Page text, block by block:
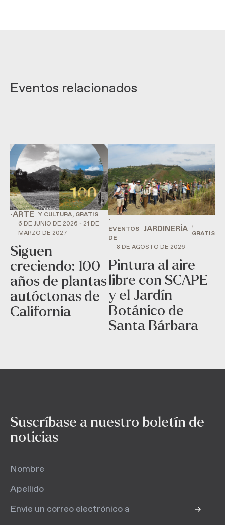
Eventos relacionados
-ARTE Y CULTURA, GRATIS
6 DE JUNIO DE 2026 - 21 DE
MARZO DE 2027
Siguen
creciendo: 100
años de plantas
autóctonas de
California
-
EVENTOS
DE
JARDINERÍA ,
GRATIS
8 DE AGOSTO DE 2026
Pintura al aire
libre con SCAPE
y el Jardín
Botánico de
Santa Bárbara
Suscríbase a nuestro boletín de
noticias